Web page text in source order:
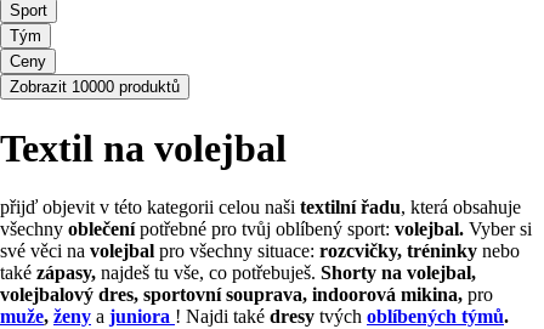
Sport
Tým
Ceny
Zobrazit 10000 produktů
Textil na volejbal
přijď objevit v této kategorii celou naši textilní řadu, která obsahuje
všechny oblečenípotřebné pro tvůj oblíbený sport: volejbal. Vyber si
své věci na volejbal pro všechny situace: rozcvičky, tréninky nebo
také zápasy, najdeš tu vše, co potřebuješ. Shorty na volejbal,
volejbalový dres, sportovní souprava, indoorová mikina, pro
muže, ženy a juniora ! Najdi také dresy tvých oblíbených týmů.